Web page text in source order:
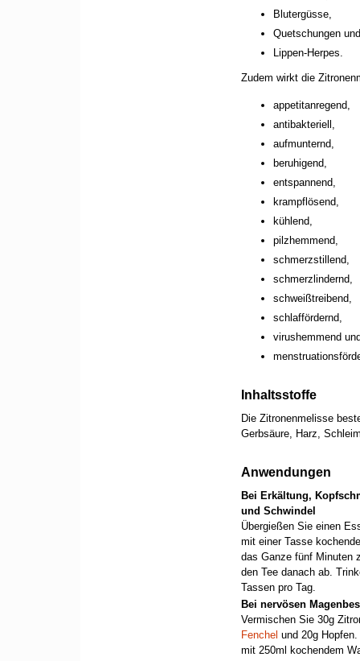
Blutergüsse,
Quetschungen und
Lippen-Herpes.
Zudem wirkt die
appetitanregend,
antibakteriell,
aufmunternd,
beruhigend,
entspannend,
krampflösend,
kühlend,
pilzhemmend,
schmerzstillend,
schmerzlindernd,
schweißtreibend,
schlaffördernd,
virushemmend
Inhaltsstoffe
Die Zitronenmelisse
Gerbsäure, Harz,
Anwendungen
Bei Erkältung,
und Schwindel
Übergießen Sie einen
mit einer Tasse
das Ganze fünf Minuten
den Tee danach ab.
Tassen pro Tag.
Bei nervösen
Vermischen Sie 30g
Fenchel und 20g
mit 250ml kochendem